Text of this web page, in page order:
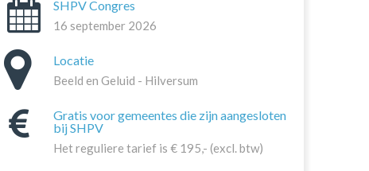
SHPV Congres
16 september 2026
Locatie
Beeld en Geluid - Hilversum
Gratis voor gemeentes die zijn aangesloten
bij SHPV
Het reguliere tarief is € 195,- (excl. btw)